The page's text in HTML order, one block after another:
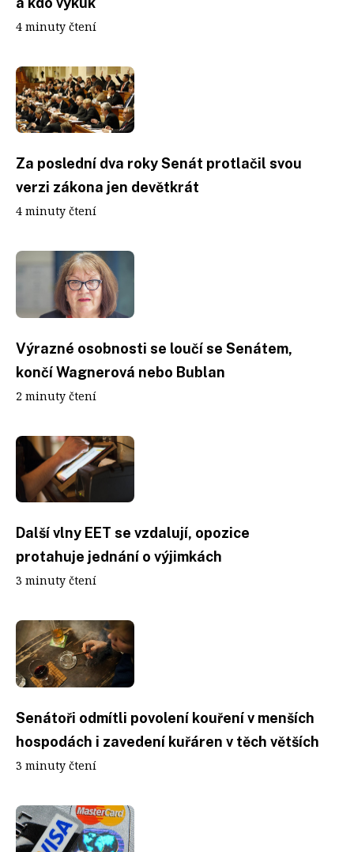
4 minuty čtení
Za poslední dva roky Senát protlačil svou
verzi zákona jen devětkrát
4 minuty čtení
Výrazné osobnosti se loučí se Senátem,
končí Wagnerová nebo Bublan
2 minuty čtení
Další vlny EET se vzdalují, opozice
protahuje jednání o výjimkách
3 minuty čtení
Senátoři odmítli povolení kouření v menších
hospodách i zavedení kuřáren v těch větších
3 minuty čtení